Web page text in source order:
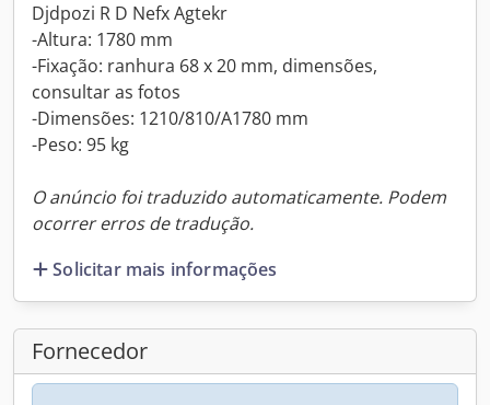
Djdpozi R D Nefx Agtekr
-Altura: 1780 mm
-Fixação: ranhura 68 x 20 mm, dimensões,
consultar as fotos
-Dimensões: 1210/810/A1780 mm
-Peso: 95 kg
O anúncio foi traduzido automaticamente. Podem
ocorrer erros de tradução.
Solicitar mais informações
Fornecedor